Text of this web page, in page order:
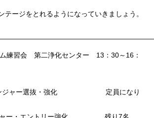
テージをとれるようになっていきましょう。
ム練習会 第二浄化センター 13：30～16：
ンジャー選抜・強化 定員になり